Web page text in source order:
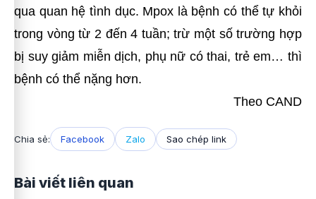
qua quan hệ tình dục. Mpox là bệnh có thể tự khỏi
trong vòng từ 2 đến 4 tuần; trừ một số trường hợp
bị suy giảm miễn dịch, phụ nữ có thai, trẻ em… thì
bệnh có thể nặng hơn.
Theo CAND
Chia sẻ: Facebook Zalo Sao chép link
Bài viết liên quan